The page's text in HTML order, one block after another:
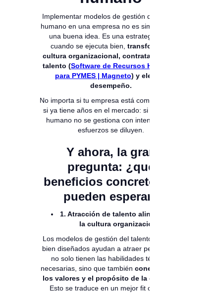
Implementar modelos de gestión del talento
humano en una empresa no es simplemente
una buena idea. Es una estrategia que,
cuando se ejecuta bien, transforma la
cultura organizacional, contrata al mejor
talento (Software de Recursos Humanos
para PYMES | Magneto) y eleva el
desempeño.
No importa si tu empresa está comenzando o
si ya tiene años en el mercado: si el talento
humano no se gestiona con intención, los
esfuerzos se diluyen.
Y ahora, la gran
pregunta: ¿qué
beneficios concretos se
pueden esperar?
1. Atracción de talento alineado con
la cultura organizacional
Los modelos de gestión del talento humano
bien diseñados ayudan a atraer perfiles que
no solo tienen las habilidades técnicas
necesarias, sino que también conectan con
los valores y el propósito de la empresa
Esto se traduce en un mejor fit cultural,